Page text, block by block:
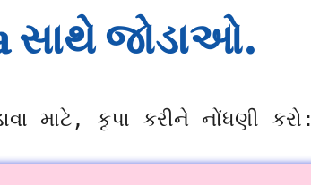
સાથે જોડાઓ.
માટે, કૃપા કરીને નોંધણી કરો: